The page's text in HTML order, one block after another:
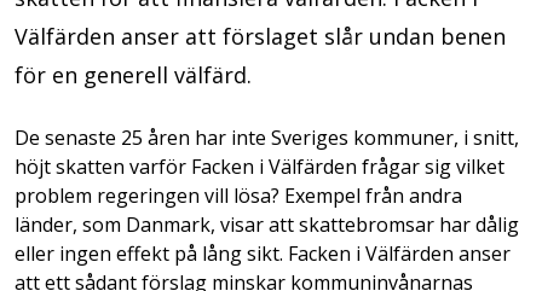
Välfärden anser att förslaget slår undan benen
för en generell välfärd.
De senaste 25 åren har inte Sveriges kommuner, i snitt,
höjt skatten varför Facken i Välfärden frågar sig vilket
problem regeringen vill lösa? Exempel från andra
länder, som Danmark, visar att skattebromsar har dålig
eller ingen effekt på lång sikt. Facken i Välfärden anser
att ett sådant förslag minskar kommuninvånarnas